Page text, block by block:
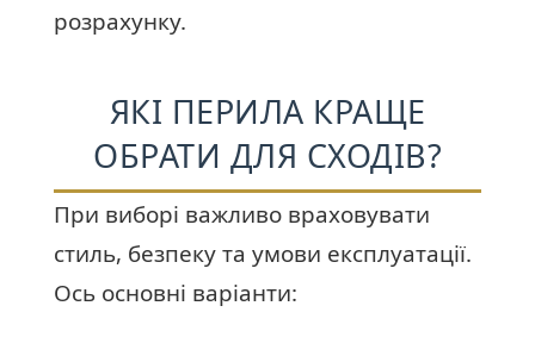
розрахунку.
ЯКІ ПЕРИЛА КРАЩЕ
ОБРАТИ ДЛЯ СХОДІВ?
При виборі важливо враховувати
стиль, безпеку та умови експлуатації.
Ось основні варіанти: